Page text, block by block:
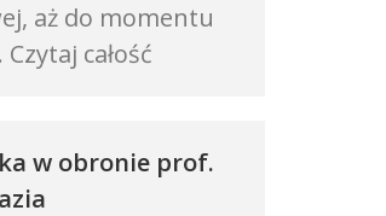
aż do momentu
Czytaj całość
w obronie prof.